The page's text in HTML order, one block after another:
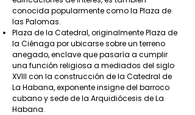
conocida popularmente como la Plaza de
las Palomas.
Plaza de la Catedral, originalmente Plaza de
la Ciénaga por ubicarse sobre un terreno
anegado, enclave que pasaría a cumplir
una función religiosa a mediados del siglo
XVIII con la construcción de la Catedral de
La Habana, exponente insigne del barroco
cubano y sede de la Arquidiócesis de La
Habana.